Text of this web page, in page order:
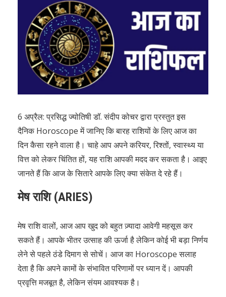
6 अप्रैल: प्रसिद्ध ज्योतिषी डॉ. संदीप कोचर द्वारा प्रस्तुत इस
दैनिक Horoscope में जानिए कि बारह राशियों के लिए आज का
दिन कैसा रहने वाला है। चाहे आप अपने करियर, रिश्तों, स्वास्थ्य या
वित्त को लेकर चिंतित हों, यह राशि आपकी मदद कर सकता है। आइए
जानते हैं कि आज के सितारे आपके लिए क्या संकेत दे रहे हैं।
मेष राशि (ARIES)
मेष राशि वालों, आज आप खुद को बहुत ज़्यादा आवेगी महसूस कर
सकते हैं। आपके भीतर उत्साह की ऊर्जा है लेकिन कोई भी बड़ा निर्णय
लेने से पहले ठंडे दिमाग से सोचें। आज का Horoscope सलाह
देता है कि अपने कामों के संभावित परिणामों पर ध्यान दें। आपकी
प्रवृत्ति मजबूत है, लेकिन संयम आवश्यक है।